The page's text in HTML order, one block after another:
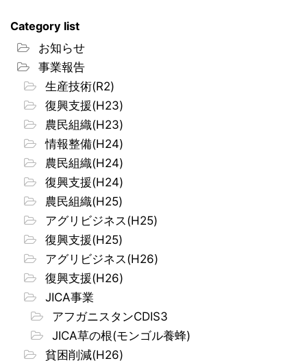
Category list
お知らせ
事業報告
生産技術(R2)
復興支援(H23)
農民組織(H23)
情報整備(H24)
農民組織(H24)
復興支援(H24)
農民組織(H25)
アグリビジネス(H25)
復興支援(H25)
アグリビジネス(H26)
復興支援(H26)
JICA事業
アフガニスタンCDIS3
JICA草の根(モンゴル養蜂)
貧困削減(H26)